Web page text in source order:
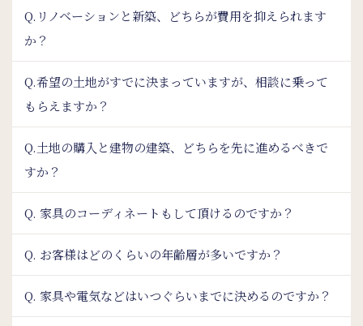
Q.リノベーションと新築、どちらが費用を抑えられます
か？
Q.希望の土地がすでに決まっていますが、相談に乗って
もらえますか？
Q.土地の購入と建物の建築、どちらを先に進めるべきで
すか？
Q. 家具のコーディネートもして頂けるのですか？
Q. お客様はどのくらいの年齢層が多いですか？
Q. 家具や電気などはいつぐらいまでに決めるのですか？